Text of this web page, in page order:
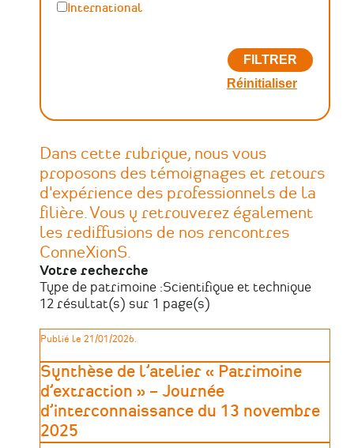
Dans cette rubrique, nous vous
proposons des témoignages et retours
d'expérience des professionnels de la
filière. Vous y retrouverez également
les rediffusions de nos rencontres
ConneXionS.
Votre recherche
Type de patrimoine :Scientifique et technique
12 résultat(s) sur 1 page(s)
Publié le 21/01/2026.
Synthèse de l’atelier « Patrimoine
d’extraction » – Journée
d’interconnaissance du 13 novembre
2025
International